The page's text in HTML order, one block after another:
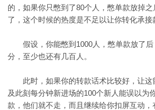
的，如果你只憋到了80个人，憋单款放掉之
了，这个时候的热度是不足以让你转化承接
假设，你能憋到1000人，憋单款放了后
分，至少也还有几百人。
此时，如果你的转款话术比较好，让这
及此刻每分钟新进场的100个新人能误以为
款，他们就不走，而且继续给你扣屏互动，